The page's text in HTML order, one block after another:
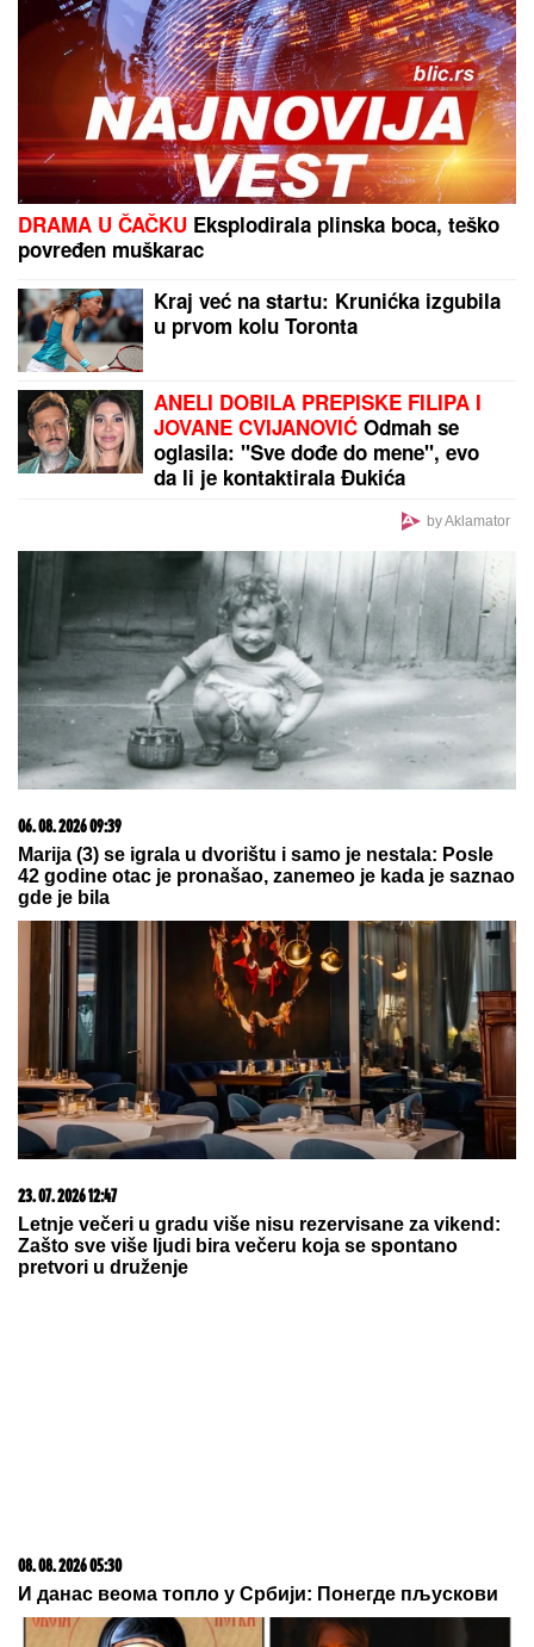
NAJLEPŠA SRPSKA VODITELJKA
POKAZALA LICE BEZ TRUNKE
ŠMINKEMarija Kilibarda zumira
svaki detalj, neće da ulepšava
stvarnost: "Tretman mi je preko
potreban" (FOTO)
DOJURIO NA BICIKLI, PA PUCAO U KUĆU
SRPSKOG BIZNISMENA!Grk (22) uhapšen zbog
napada u Nemačkoj: "Meci su probili prozor
spavaće sobe"
Jovana Jeremić žestoko
veridbe: "U dugovima je!" Isplivala
istina o njegovim milionima
"DOK JA RAĐAM NAŠ BLAGOSLOV,
TI ME VARAŠ U NAŠEM KREVETU"